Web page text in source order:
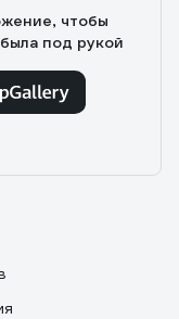
чтобы
под рукой